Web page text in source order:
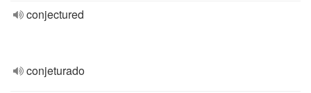
conjectured
conjeturado